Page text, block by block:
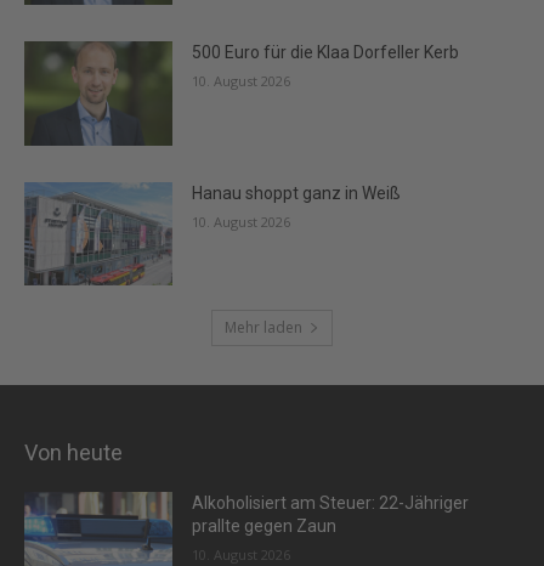
500 Euro für die Klaa Dorfeller Kerb
10. August 2026
Hanau shoppt ganz in Weiß
10. August 2026
Mehr laden
Von heute
Alkoholisiert am Steuer: 22-Jähriger
prallte gegen Zaun
10. August 2026